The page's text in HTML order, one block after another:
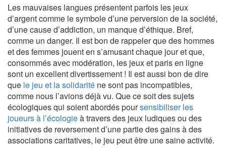
Les mauvaises langues présentent parfois les jeux
d’argent comme le symbole d’une perversion de la société,
d’une cause d’addiction, un manque d’éthique. Bref,
comme un danger. Il est bon de rappeler que des hommes
et des femmes jouent en s’amusant chaque jour et que,
consommés avec modération, les jeux et paris en ligne
sont un excellent divertissement ! Il est aussi bon de dire
que le jeu et la solidarité ne sont pas incompatibles,
comme nous l’avions déjà vu. Que ce soit des sujets
écologiques qui soient abordés poursensibiliser les
joueurs à l’écologieà travers des jeux ludiques ou des
initiatives de reversement d’une partie des gains à des
associations caritatives, le jeu peut être une saine activité.